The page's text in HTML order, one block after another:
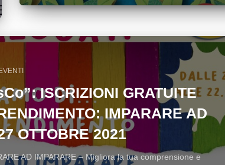
EVENTI
ISCRIZIONI GRATUITE
IMPARARE AD
OTTOBRE 2021
AD IMPARARE – Migliora la tua comprensione e